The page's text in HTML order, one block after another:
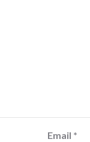
Email *